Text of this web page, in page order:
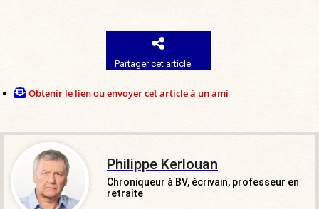
Partager cet article
Obtenir le lien ou envoyer cet article à un ami
Philippe Kerlouan
Chroniqueur à BV, écrivain, professeur en
retraite